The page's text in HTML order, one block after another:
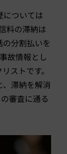
については
料の滞納は
分割払いを
故情報とし
ストです。
滞納を解消
審査に通る